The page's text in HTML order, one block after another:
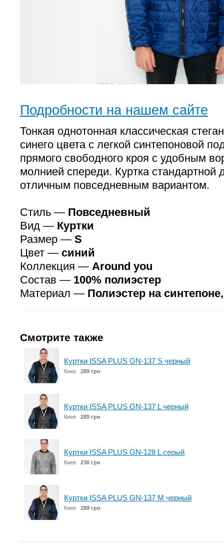
Подробности на нашем сайте
Тонкая однотонная классическая
синего цвета с легкой синтепоновой
прямого свободного кроя с удобным
молнией спереди. Куртка стандартной
отличным повседневным вариантом.
Стиль — Повседневный
Вид — Куртки
Размер — S
Цвет — синий
Коллекция — Around you
Состав — 100% полиэстер
Материал — Полиэстер на
Смотрите также
Куртки ISSA PLUS GN-137 S черный
Киев 289 грн
Куртки ISSA PLUS GN-137 L черный
Киев 289 грн
Куртки ISSA PLUS GN-128 L серый
Киев 236 грн
Куртки ISSA PLUS GN-137 M черный
Киев 289 грн